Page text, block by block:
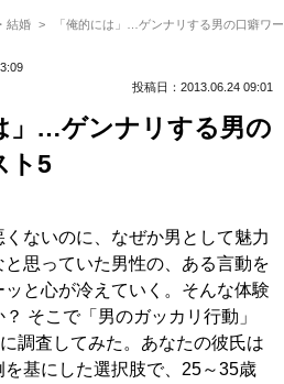
結婚
「俺的には」…ゲンナリする男の口癖ワー
投稿日：2013.06.24 09:01
」…ゲンナリする男の
ト5
ないのに、なぜか男として魅力
と思っていた男性の、ある言動を
ッと心が冷えていく。そんな体験
そこで「男のガッカリ行動」
調査してみた。あなたの彼氏は
を基にした選択肢で、25～35歳